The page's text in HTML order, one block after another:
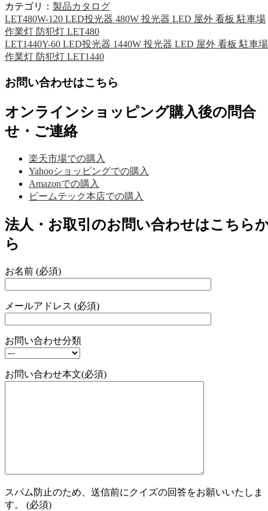
カテゴリ： 製品カタログ
LET480W-120 LED投光器 480W 投光器 LED 屋外 看板 駐車場
作業灯 防犯灯 LET480
LET1440Y-60 LED投光器 1440W 投光器 LED 屋外 看板 駐車場
作業灯 防犯灯 LET1440
お問い合わせはこちら
オンラインショッピング購入後の問合
せ・ご連絡
楽天市場での購入
Yahooショッピングでの購入
Amazonでの購入
ビームテック本店での購入
法人・お取引のお問い合わせはこちら
ら
お名前 (必須)
メールアドレス (必須)
お問い合わせ分類
お問い合わせ本文(必須)
スパム防止のため、送信前にクイズの回答をお願いいたしま
す。 (必須)